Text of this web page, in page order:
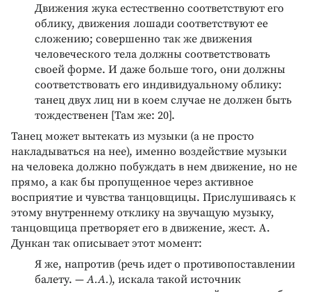
Движения жука естественно соответствуют его
облику, движения лошади соответствуют ее
сложению; совершенно так же движения
человеческого тела должны соответствовать
своей форме. И даже больше того, они должны
соответствовать его индивидуальному облику:
танец двух лиц ни в коем случае не должен быть
тождественен [Там же: 20].
Танец может вытекать из музыки (а не просто
накладываться на нее), именно воздействие музыки
на человека должно побуждать в нем движение, но не
прямо, а как бы пропущенное через активное
восприятие и чувства танцовщицы. Прислушиваясь к
этому внутреннему отклику на звучащую музыку,
танцовщица претворяет его в движение, жест. А.
Дункан так описывает этот момент:
Я же, напротив (речь идет о противопоставлении
балету. —А.А.), искала такой источник